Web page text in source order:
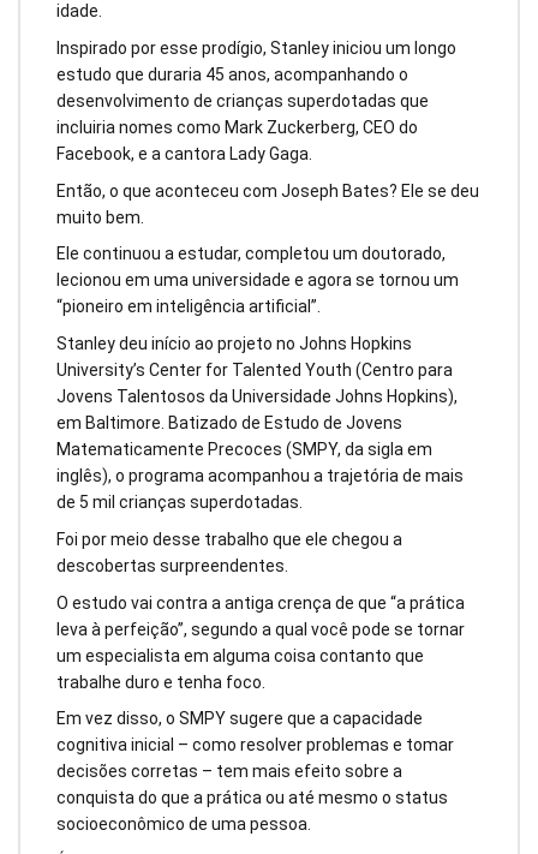
idade.
Inspirado por esse prodígio, Stanley iniciou um longo
estudo que duraria 45 anos, acompanhando o
desenvolvimento de crianças superdotadas que
incluiria nomes como Mark Zuckerberg, CEO do
Facebook, e a cantora Lady Gaga.
Então, o que aconteceu com Joseph Bates? Ele se deu
muito bem.
Ele continuou a estudar, completou um doutorado,
lecionou em uma universidade e agora se tornou um
“pioneiro em inteligência artificial”.
Stanley deu início ao projeto no Johns Hopkins
University’s Center for Talented Youth (Centro para
Jovens Talentosos da Universidade Johns Hopkins),
em Baltimore. Batizado de Estudo de Jovens
Matematicamente Precoces (SMPY, da sigla em
inglês), o programa acompanhou a trajetória de mais
de 5 mil crianças superdotadas.
Foi por meio desse trabalho que ele chegou a
descobertas surpreendentes.
O estudo vai contra a antiga crença de que “a prática
leva à perfeição”, segundo a qual você pode se tornar
um especialista em alguma coisa contanto que
trabalhe duro e tenha foco.
Em vez disso, o SMPY sugere que a capacidade
cognitiva inicial – como resolver problemas e tomar
decisões corretas – tem mais efeito sobre a
conquista do que a prática ou até mesmo o status
socioeconômico de uma pessoa.